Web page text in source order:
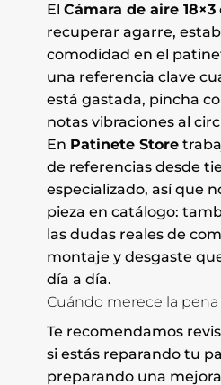
El Cámara de aire 18×3
recuperar agarre,
comodidad en el
una referencia clave
está gastada, pincha
notas vibraciones al
En Patinete Store
de referencias desde
especializado, así que
pieza en catálogo:
las dudas reales de
montaje y desgaste
día a día.
Cuándo merece la
Te recomendamos
si estás reparando tu
preparando una